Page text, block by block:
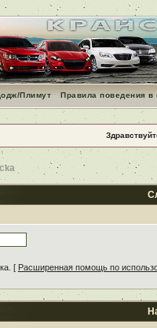
Плимут Правила поведения
[ Расширенная помощь по